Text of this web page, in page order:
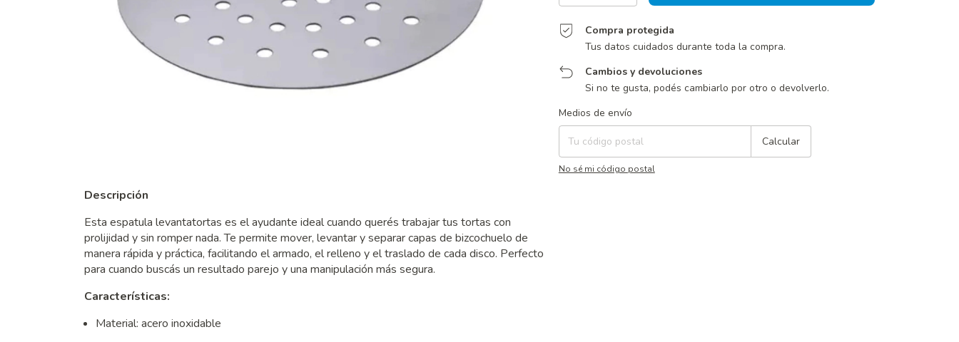
Compra protegida
Tus datos cuidados durante toda la compra.
Cambios y devoluciones
Si no te gusta, podés cambiarlo por otro o devolverlo.
Entregas para el CP:
Medios de envío
Calcular
No sé mi código postal
Descripción
Esta espatula levantatortas es el ayudante ideal cuando querés trabajar tus tortas con
prolijidad y sin romper nada. Te permite mover, levantar y separar capas de bizcochuelo de
manera rápida y práctica, facilitando el armado, el relleno y el traslado de cada disco. Perfecto
para cuando buscás un resultado parejo y una manipulación más segura.
Características:
Material: acero inoxidable